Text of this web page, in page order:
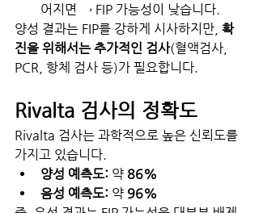
어지면 → FIP 가능성이 낮습니다.
양성 결과는 FIP를 강하게 시사하지만, 확
진을 위해서는 추가적인 검사(혈액검사,
PCR, 항체 검사 등)가 필요합니다.
Rivalta 검사의 정확도
Rivalta 검사는 과학적으로 높은 신뢰도를
가지고 있습니다.
양성 예측도: 약 86%
음성 예측도: 약 96%